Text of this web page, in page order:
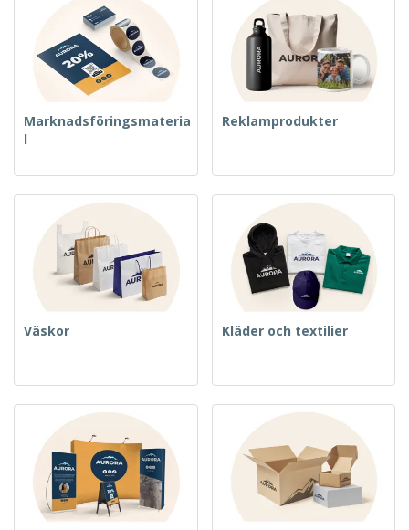
Marknadsföringsmateria
l
Reklamprodukter
Väskor Kläder och textilier